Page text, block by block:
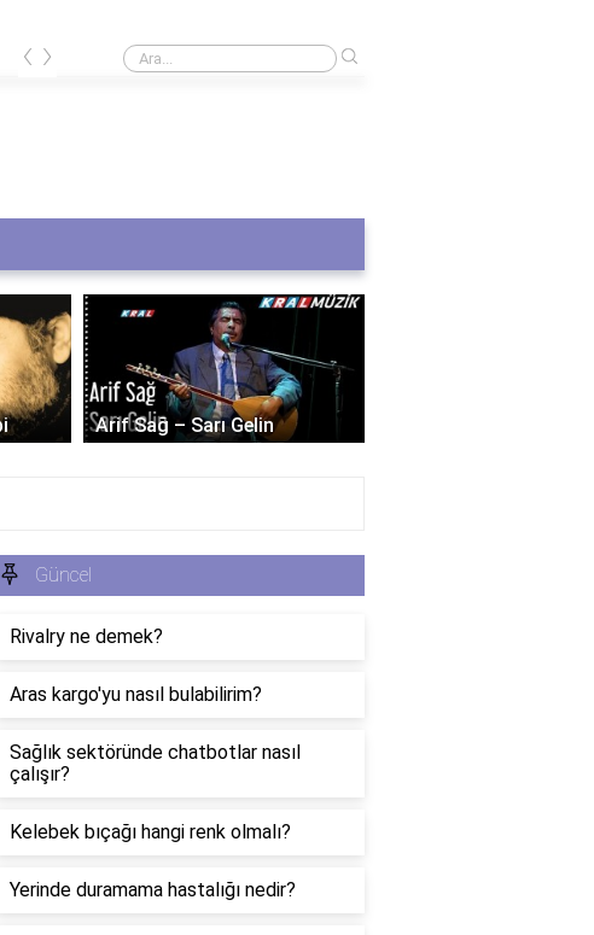
Filtre değişimi için ne kadar ücret alınır?
‹ ›
Arif Sağ – Sarı Gelin
Güncel
Rivalry ne demek?
Aras kargo'yu nasıl bulabilirim?
Sağlık sektöründe chatbotlar nasıl
çalışır?
Kelebek bıçağı hangi renk olmalı?
Yerinde duramama hastalığı nedir?